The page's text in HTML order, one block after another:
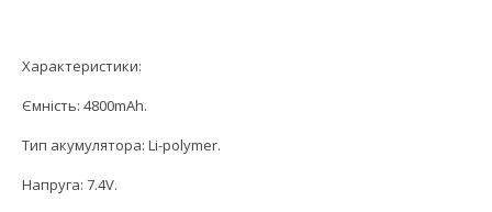
Характеристики:
Ємність: 4800mAh.
Тип акумулятора: Li-polymer.
Напруга: 7.4V.